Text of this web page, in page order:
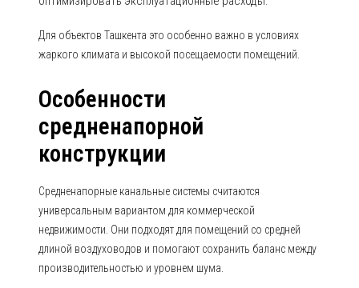
Для объектов Ташкента это особенно важно в условиях
жаркого климата и высокой посещаемости помещений.
Особенности
средненапорной
конструкции
Средненапорные канальные системы считаются
универсальным вариантом для коммерческой
недвижимости. Они подходят для помещений со средней
длиной воздуховодов и помогают сохранить баланс между
производительностью и уровнем шума.